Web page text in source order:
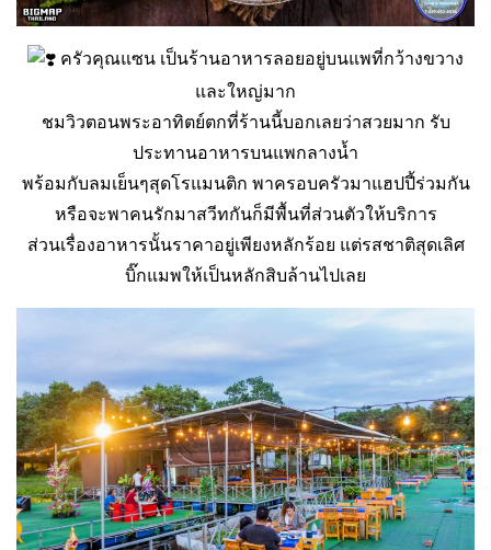
ครัวคุณแซน เป็นร้านอาหารลอยอยู่บนแพที่กว้างขวาง
และใหญ่มาก
ชมวิวตอนพระอาทิตย์ตกที่ร้านนี้บอกเลยว่าสวยมาก รับ
ประทานอาหารบนแพกลางน้ำ
พร้อมกับลมเย็นๆสุดโรแมนติก พาครอบครัวมาแฮปปี้ร่วมกัน
หรือจะพาคนรักมาสวีทกันก็มีพื้นที่ส่วนตัวให้บริการ
ส่วนเรื่องอาหารนั้นราคาอยู่เพียงหลักร้อย แต่รสชาติสุดเลิศ
บิ๊กแมพให้เป็นหลักสิบล้านไปเลย